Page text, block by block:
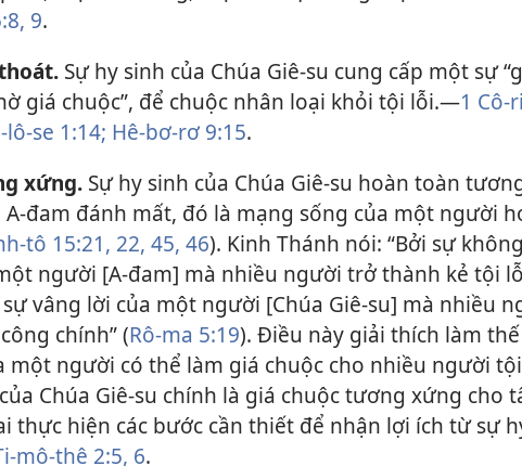
9.
Sự hy sinh của Chúa Giê-su cung cấp một sự
giá chuộc”, để chuộc nhân loại khỏi tội lỗi.​—1 Cô-
lô-se 1:14; Hê-bơ-rơ 9:15.
xứng.Sự hy sinh của Chúa Giê-su hoàn toàn
đam đánh mất, đó là mạng sống của một người
tô 15:21, 22, 45, 46). Kinh Thánh nói: “Bởi sự
người [A-đam] mà nhiều người trở thành kẻ tội
vâng lời của một người [Chúa Giê-su] mà nhiều
chính” (Rô-ma 5:19). Điều này giải thích làm
một người có thể làm giá chuộc cho nhiều người
Chúa Giê-su chính là giá chuộc tương xứng cho
thực hiện các bước cần thiết để nhận lợi ích từ sự
mô-thê 2:5, 6.